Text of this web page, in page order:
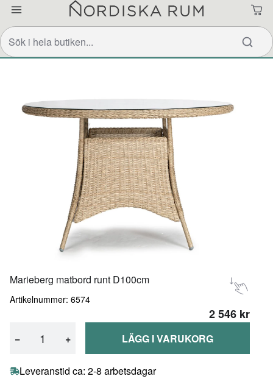
Marieberg matbord runt D100cm
Artikelnummer: 6574
2 546 kr
− + LÄGG I VARUKORG
Leveranstid ca: 2-8 arbetsdagar